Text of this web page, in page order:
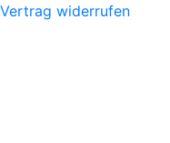
Vertrag widerrufen